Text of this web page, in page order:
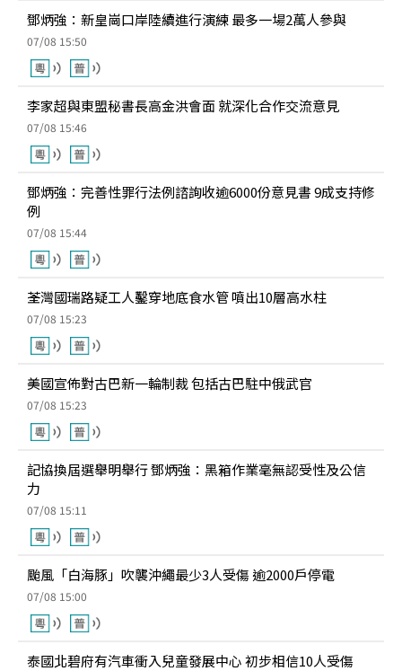
鄧炳強：新皇崗口岸陸續進行演練 最多一場2萬人參與
07/08 15:50
李家超與東盟秘書長高金洪會面 就深化合作交流意見
07/08 15:46
鄧炳強：完善性罪行法例諮詢收逾6000份意見書 9成支持修
例
07/08 15:44
荃灣國瑞路疑工人鑿穿地底食水管 噴出10層高水柱
07/08 15:23
美國宣佈對古巴新一輪制裁 包括古巴駐中俄武官
07/08 15:23
記協換屆選舉明舉行 鄧炳強：黑箱作業毫無認受性及公信
力
07/08 15:11
颱風「白海豚」吹襲沖繩最少3人受傷 逾2000戶停電
07/08 15:00
泰國北碧府有汽車衝入兒童發展中心 初步相信10人受傷